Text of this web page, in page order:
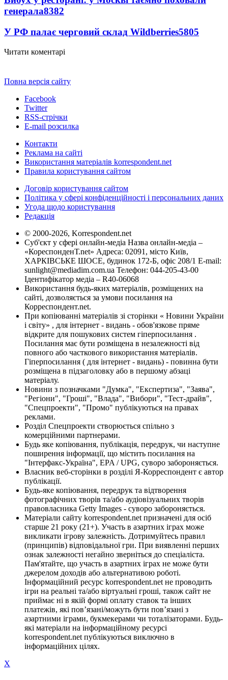
генерала8382
У РФ палає черговий склад Wildberries5805
Читати коментарі
Повна версія сайту
Facebook
Twitter
RSS-стрічки
E-mail розсилка
Контакти
Реклама на сайті
Використання матеріалів korrespondent.net
Правила користування сайтом
Договір користування сайтом
Політика у сфері конфіденційності і персональних даних
Угода щодо користування
Редакція
© 2000-2026, Korrespondent.net
Суб'єкт у сфері онлайн-медіа Назва онлайн-медіа –
«КореспонденТ.net» Адреса: 02091, місто Київ,
ХАРКІВСЬКЕ ШОСЕ, будинок 172-Б, офіс 208/1 E-mail:
sunlight@mediadim.com.ua Телефон: 044-205-43-00
Ідентифікатор медіа – R40-06068
Використання будь-яких матеріалів, розміщених на
сайті, дозволяється за умови посилання на
Корреспондент.net.
При копіюванні матеріалів зі сторінки « Новини України
і світу» , для інтернет - видань - обов'язкове пряме
відкрите для пошукових систем гіперпосилання .
Посилання має бути розміщена в незалежності від
повного або часткового використання матеріалів.
Гіперпосилання ( для інтернет - видань) - повинна бути
розміщена в підзаголовку або в першому абзаці
матеріалу.
Новини з позначками "Думка", "Експертиза", "Заява",
"Регіони", "Гроші", "Влада", "Вибори", "Тест-драйв",
"Спецпроекти", "Промо" публікуються на правах
реклами.
Розділ Спецпроекти створюється спільно з
комерційними партнерами.
Будь яке копіювання, публікація, передрук, чи наступне
поширення інформації, що містить посилання на
"Інтерфакс-Україна", EPA / UPG, суворо забороняється.
Власник веб-сторінки в розділі Я-Корреспондент є автор
публікації.
Будь-яке копіювання, передрук та відтворення
фотографічних творів та/або аудіовізуальних творів
правовласника Getty Images - суворо забороняється.
Матеріали сайту korrespondent.net призначені для осіб
старше 21 року (21+). Участь в азартних іграх може
викликати ігрову залежність. Дотримуйтесь правил
(принципів) відповідальної гри. При виявленні перших
ознак залежності негайно зверніться до спеціаліста.
Пам'ятайте, що участь в азартних іграх не може бути
джерелом доходів або альтернативою роботі.
Інформаційний ресурс korrespondent.net не проводить
ігри на реальні та/або віртуальні гроші, також сайт не
приймає ні в якій формі оплату ставок та інших
платежів, які пов’язані/можуть бути пов’язані з
азартними іграми, букмекерами чи тоталізаторами. Будь-
які матеріали на інформаційному ресурсі
korrespondent.net публікуються виключно в
інформаційних цілях.
X